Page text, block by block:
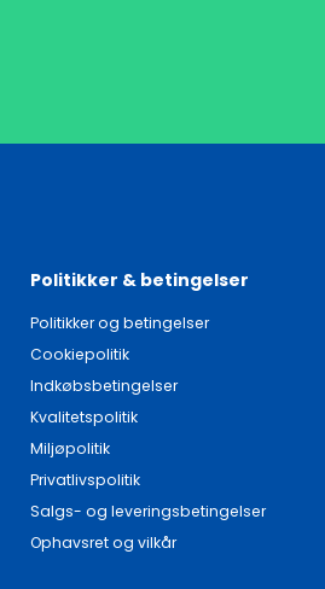
Politikker & betingelser
Politikker og betingelser
Cookiepolitik
Indkøbsbetingelser
Kvalitetspolitik
Miljøpolitik
Privatlivspolitik
Salgs- og leveringsbetingelser
Ophavsret og vilkår